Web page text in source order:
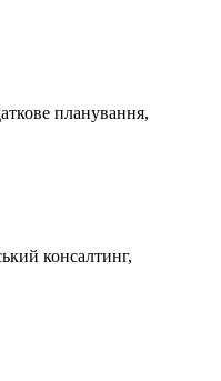
планування,
консалтинг,